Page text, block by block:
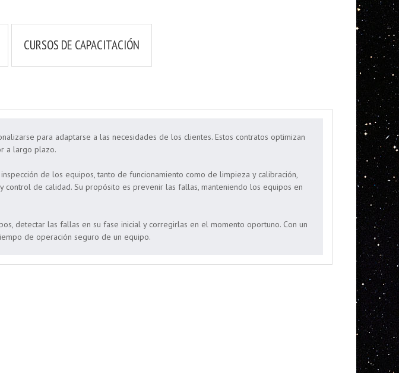
CURSOS DE CAPACITACIÓN
para adaptarse a las necesidades de los clientes. Estos contratos optimizan
a largo plazo.
de los equipos, tanto de funcionamiento como de limpieza y calibración,
de calidad. Su propósito es prevenir las fallas, manteniendo los equipos en
detectar las fallas en su fase inicial y corregirlas en el momento oportuno. Con un
de operación seguro de un equipo.